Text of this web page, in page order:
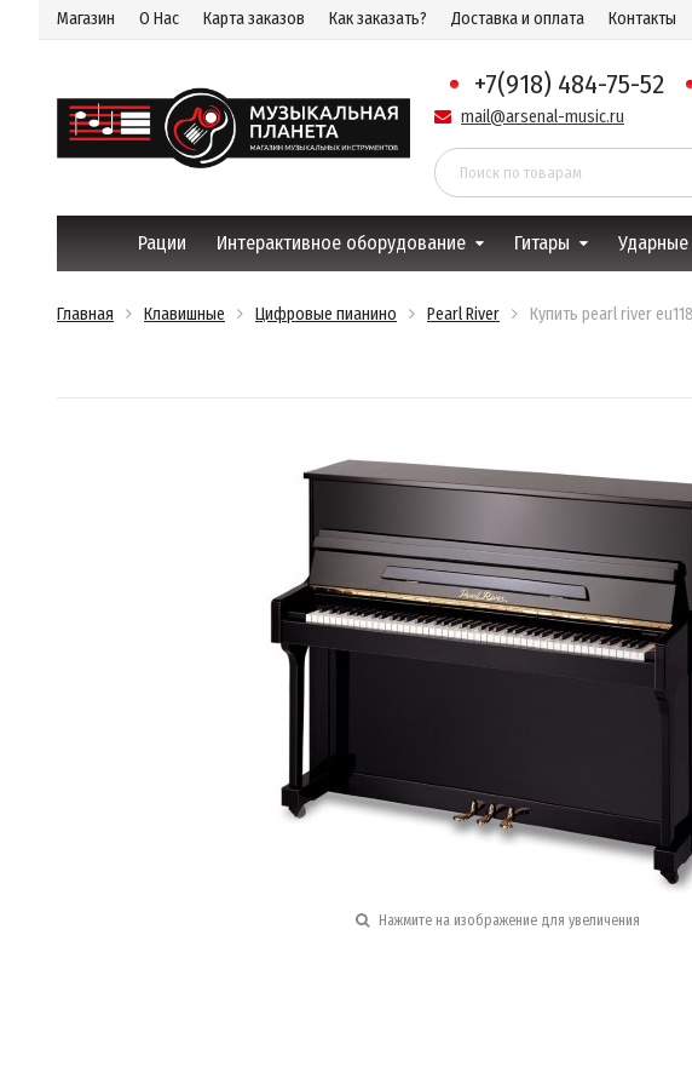
Магазин О Нас Карта заказов Как заказать? Доставка и оплата Контакты
+7(918) 484-75-52
mail@arsenal-music.ru
Рации Интерактивное оборудование Гитары Ударные
Главная Клавишные Цифровые пианино Pearl River Купить pearl river
Нажмите на изображение для увеличения